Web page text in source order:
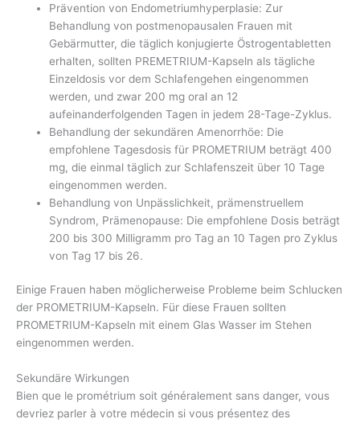
Prävention von Endometriumhyperplasie: Zur
Behandlung von postmenopausalen Frauen mit
Gebärmutter, die täglich konjugierte Östrogentabletten
erhalten, sollten PREMETRIUM-Kapseln als tägliche
Einzeldosis vor dem Schlafengehen eingenommen
werden, und zwar 200 mg oral an 12
aufeinanderfolgenden Tagen in jedem 28-Tage-Zyklus.
Behandlung der sekundären Amenorrhöe: Die
empfohlene Tagesdosis für PROMETRIUM beträgt 400
mg, die einmal täglich zur Schlafenszeit über 10 Tage
eingenommen werden.
Behandlung von Unpässlichkeit, prämenstruellem
Syndrom, Prämenopause: Die empfohlene Dosis beträgt
200 bis 300 Milligramm pro Tag an 10 Tagen pro Zyklus
von Tag 17 bis 26.
Einige Frauen haben möglicherweise Probleme beim Schlucken
der PROMETRIUM-Kapseln. Für diese Frauen sollten
PROMETRIUM-Kapseln mit einem Glas Wasser im Stehen
eingenommen werden.
Sekundäre Wirkungen
Bien que le prométrium soit généralement sans danger, vous
devriez parler à votre médecin si vous présentez des